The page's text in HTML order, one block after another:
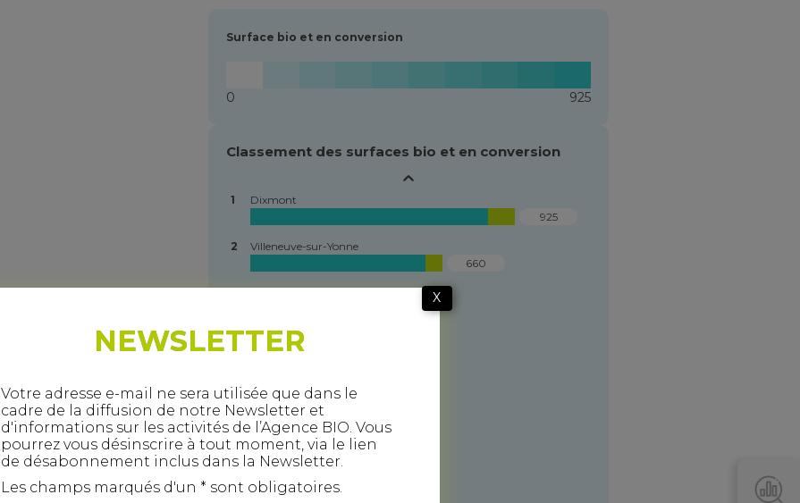
Surface bio et en conversion
0 925
Classement des surfaces bio et en conversion
1
Dixmont
925
2
Villeneuve-sur-Yonne
660
4
Étigny
5
Fontaine-la-Gaillarde
S*
6
Marsangy
S*
Gron
S*
NEWSLETTER
Votre adresse e-mail ne sera utilisée que dans le
cadre de la diffusion de notre Newsletter et
d'informations sur les activités de l’Agence BIO. Vous
pourrez vous désinscrire à tout moment, via le lien
de désabonnement inclus dans la Newsletter.
Les champs marqués d'un * sont obligatoires.
X